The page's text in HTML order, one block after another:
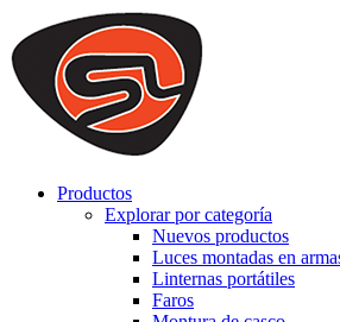
We use cookies to ensure that we provide
on our website. By continuing to browse
that cookies are used to help us analyze
to offer you a better experience. To learn
you can disable cookies, you can access our
Productos
Explorar por categoría
Nuevos productos
Luces montadas en
Linternas portátiles
Faros